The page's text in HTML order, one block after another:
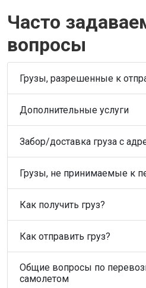
Часто
вопросы
Грузы, разрешенные к
Дополнительные услуги
Забор/доставка груза с
Грузы, не принимаемые к
Как получить груз?
Как отправить груз?
Общие вопросы по
самолетом